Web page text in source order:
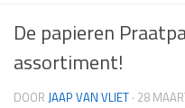
De papieren
assortiment!
DOOR JAAP VAN VLIET · 28